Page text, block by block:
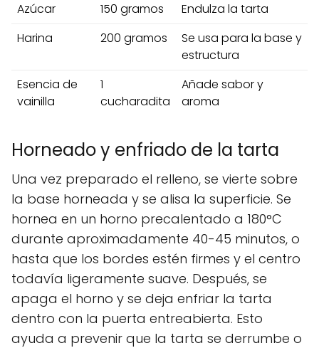
Azúcar 150 gramos
Endulza la tarta
Harina
200 gramos
Se usa para la base y
estructura
Esencia de
vainilla
1
cucharadita
Añade sabor y
aroma
Horneado y enfriado de la tarta
Una vez preparado el relleno, se vierte sobre
la base horneada y se alisa la superficie. Se
hornea en un horno precalentado a 180°C
durante aproximadamente 40-45 minutos, o
hasta que los bordes estén firmes y el centro
todavía ligeramente suave. Después, se
apaga el horno y se deja enfriar la tarta
dentro con la puerta entreabierta. Esto
ayuda a prevenir que la tarta se derrumbe o